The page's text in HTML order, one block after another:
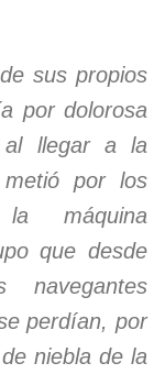
sus propios
por dolorosa
al llegar a la
por los
máquina
que desde
perdían, por
niebla de la